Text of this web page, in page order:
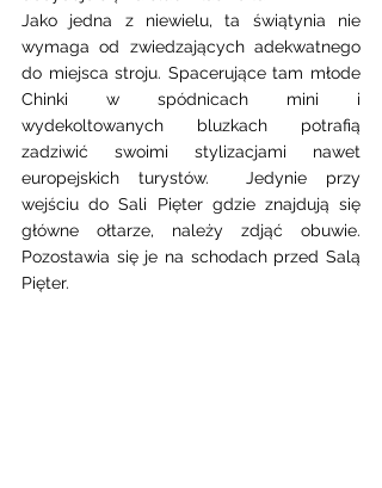
Jako jedna z niewielu, ta świątynia nie
wymaga od zwiedzających adekwatnego
do miejsca stroju. Spacerujące tam młode
Chinki w spódnicach mini i
wydekoltowanych bluzkach potrafią
zadziwić swoimi stylizacjami nawet
europejskich turystów.  Jedynie przy
wejściu do Sali Pięter gdzie znajdują się
główne ołtarze, należy zdjąć obuwie.
Pozostawia się je na schodach przed Salą
Pięter.